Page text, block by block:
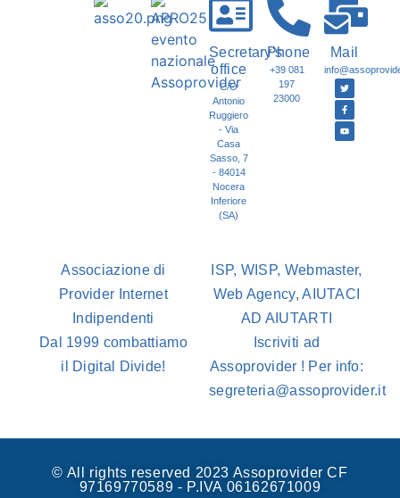
Secretary's
office
C/O
Antonio
Ruggiero
- Via
Casa
Sasso, 7
- 84014
Nocera
Inferiore
(SA)
Phone
+39 081
197
23000
Mail
Associazione di
Provider Internet
Indipendenti
Dal 1999 combattiamo
il Digital Divide!
ISP, WISP, Webmaster,
Web Agency, AIUTACI
AD AIUTARTI
Iscriviti ad
Assoprovider ! Per info:
segreteria@assoprovider.it
© All rights reserved 2023 Assoprovider CF
97169770589 - P.IVA 06162671009